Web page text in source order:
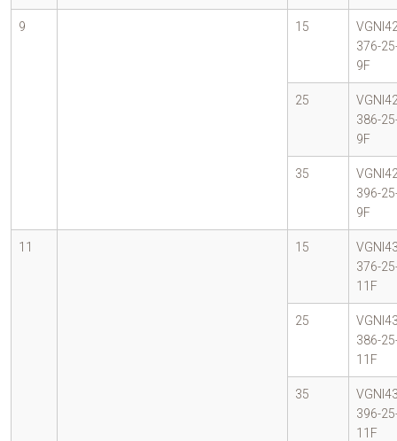
9 15
376-
9F
25
386-
9F
35
396-
9F
11 15
376-
11F
25
386-
11F
35
396-
11F